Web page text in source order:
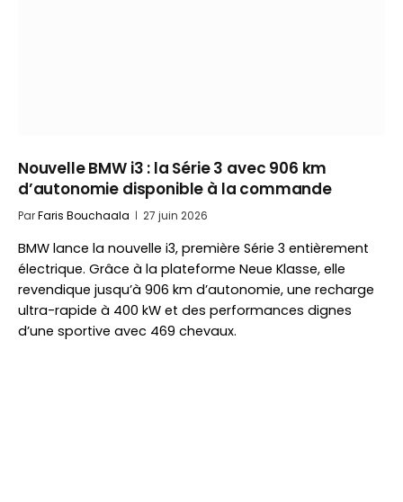
Nouvelle BMW i3 : la Série 3 avec 906 km
d’autonomie disponible à la commande
ParFaris Bouchaala 27 juin 2026
BMW lance la nouvelle i3, première Série 3 entièrement
électrique. Grâce à la plateforme Neue Klasse, elle
revendique jusqu’à 906 km d’autonomie, une recharge
ultra-rapide à 400 kW et des performances dignes
d’une sportive avec 469 chevaux.